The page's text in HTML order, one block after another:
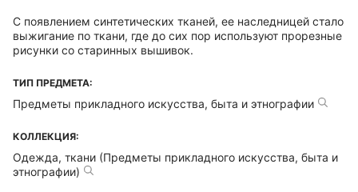
С появлением синтетических тканей, ее наследницей стало
выжигание по ткани, где до сих пор используют прорезные
рисунки со старинных вышивок.
ТИП ПРЕДМЕТА:
Предметы прикладного искусства, быта и этнографии
КОЛЛЕКЦИЯ:
Одежда, ткани (Предметы прикладного искусства, быта и
этнографии)